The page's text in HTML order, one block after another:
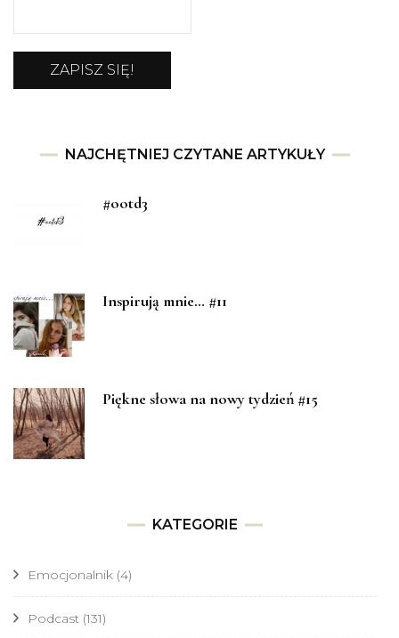
NAJCHĘTNIEJ CZYTANE ARTYKUŁY
#ootd3
Inspirują mnie… #11
Piękne słowa na nowy tydzień #15
KATEGORIE
Emocjonalnik (4)
Podcast (131)